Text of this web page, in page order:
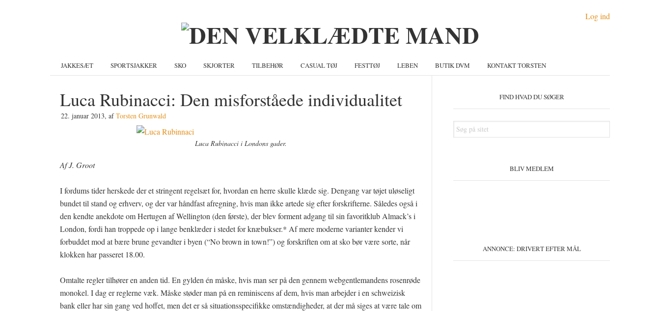
Log ind
JAKKESÆT SPORTSJAKKER SKO SKJORTER TILBEHØR CASUAL TØJ FESTTØJ LEBEN BUTIK DVM KONTAKT TORSTEN
Luca Rubinacci: Den misforståede individualitet
22. januar 2013, afTorsten Grunwald
Luca Rubinacci i Londons gader.
Af J. Groot
I fordums tider herskede der et stringent regelsæt for, hvordan en herre skulle klæde sig. Dengang var tøjet uløseligt
bundet til stand og erhverv, og der var håndfast afregning, hvis man ikke artede sig efter forskrifterne. Således også i
den kendte anekdote om Hertugen af Wellington (den første), der blev forment adgang til sin favoritklub Almack’s i
London, fordi han troppede op i lange benklæder i stedet for knæbukser.* Af mere moderne varianter kender vi
forbuddet mod at bære brune gevandter i byen (“No brown in town!”) og forskriften om at sko bør være sorte, når
klokken har passeret 18.00.
Omtalte regler tilhører en anden tid. En gylden én måske, hvis man ser på den gennem webgentlemandens rosenrøde
monokel. I dag er reglerne væk. Måske støder man på en reminiscens af dem, hvis man arbejder i en schweizisk
bank eller har sin gang ved hoffet, men det er så situationsspecifikke omstændigheder, at der må siges at være tale om
FIND HVAD DU SØGER
Søg
på
BLIV MEDLEM
ANNONCE: DRIVERT EFTER MÅL